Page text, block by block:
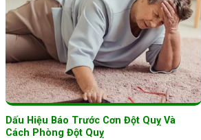
Dấu Hiệu Báo Trước Cơn Đột Quỵ Và
Cách Phòng Đột Quỵ